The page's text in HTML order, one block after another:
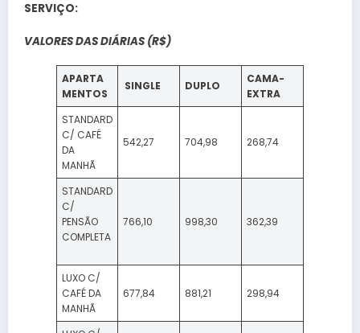
SERVIÇO:
VALORES DAS DIÁRIAS (R$)
APARTA
MENTOS
SINGLE DUPLO
CAMA-
EXTRA
STANDARD
C/ CAFÉ
DA
MANHÃ
542,27 704,98 268,74
STANDARD
C/
PENSÃO
COMPLETA
766,10 998,30 362,39
LUXO C/
CAFÉ DA
MANHÃ
677,84 881,21 298,94